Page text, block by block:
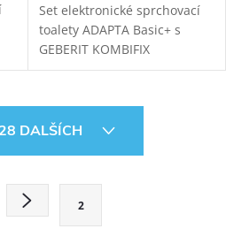
Set elektronické sprchovací
toalety ADAPTA Basic+ s
GEBERIT KOMBIFIX
110.367.00.5 modulem pro
ADAPTA Basic obsahuje tento
typ toalety navíc funkci...
DALŠÍCH
2